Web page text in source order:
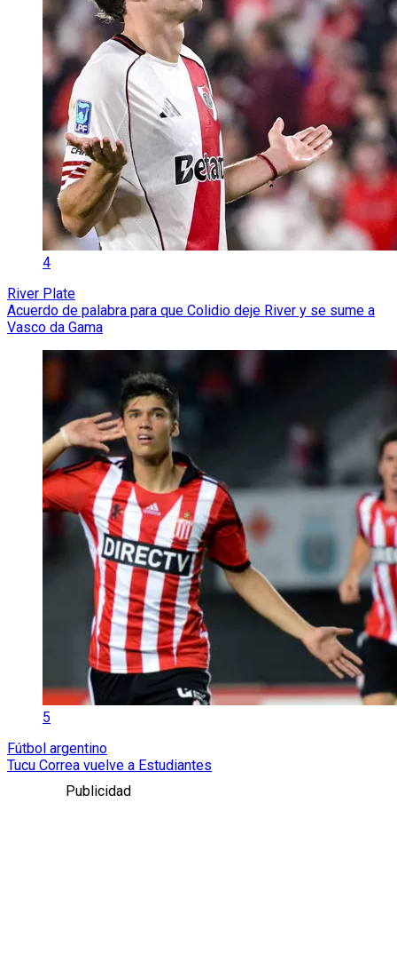
4
River Plate
Acuerdo de palabra para que Colidio deje River y se sume a
Vasco da Gama
5
Fútbol argentino
Tucu Correa vuelve a Estudiantes
Publicidad